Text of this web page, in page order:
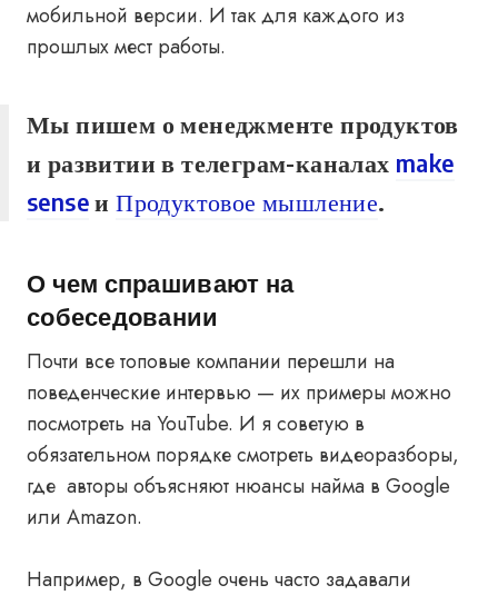
мобильной версии. И так для каждого из
прошлых мест работы.
Мы пишем о менеджменте продуктов
и развитии в телеграм-каналах make
senseиПродуктовое мышление.
О чем спрашивают на
собеседовании
Почти все топовые компании перешли на
поведенческие интервью — их примеры можно
посмотреть на YouTube. И я советую в
обязательном порядке смотреть видеоразборы,
где авторы объясняют нюансы найма в Google
или Amazon.
Например, в Google очень часто задавали